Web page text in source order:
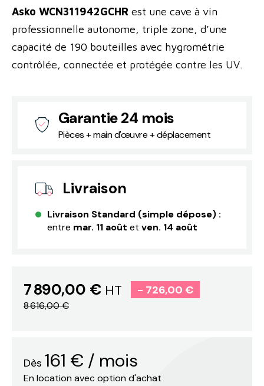
Asko WCN311942GCHR est une cave à vin
professionnelle autonome, triple zone, d’une
capacité de 190 bouteilles avec hygrométrie
contrôlée, connectée et protégée contre les UV.
Garantie 24 mois
Pièces + main d'œuvre + déplacement
Livraison
Livraison Standard (simple dépose) :
entre mar. 11 août et ven. 14 août
7 890,00 €HT - 726,00 €
8 616,00 €
Dès 161 € / mois
En location avec option d'achat